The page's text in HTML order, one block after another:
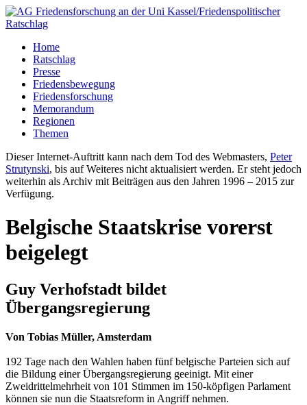
Home
Ratschlag
Presse
Friedensbewegung
Friedensforschung
Memorandum
Regionen
Themen
Dieser Internet-Auftritt kann nach dem Tod des Webmasters, Peter
Strutynski, bis auf Weiteres nicht aktualisiert werden. Er steht jedoch
weiterhin als Archiv mit Beiträgen aus den Jahren 1996 – 2015 zur
Verfügung.
Belgische Staatskrise vorerst
beigelegt
Guy Verhofstadt bildet
Übergangsregierung
Von Tobias Müller, Amsterdam
192 Tage nach den Wahlen haben fünf belgische Parteien sich auf
die Bildung einer Übergangsregierung geeinigt. Mit einer
Zweidrittelmehrheit von 101 Stimmen im 150-köpfigen Parlament
können sie nun die Staatsreform in Angriff nehmen.